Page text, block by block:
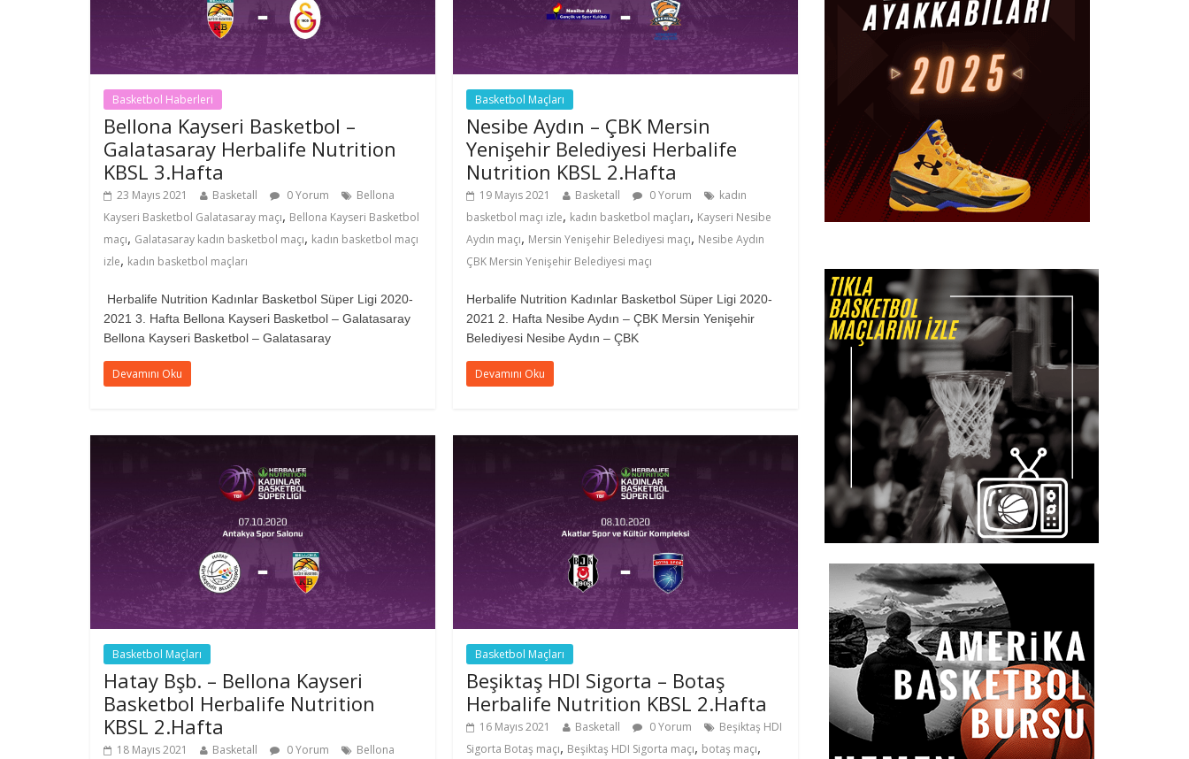
Basketbol Haberleri
Bellona Kayseri Basketbol –
Galatasaray Herbalife Nutrition
KBSL 3.Hafta
23 Mayıs 2021 Basketall 0 Yorum
Bellona
Kayseri Basketbol Galatasaray maçı, Bellona Kayseri Basketbol
maçı, Galatasaray kadın basketbol maçı, kadın basketbol maçı
izle, kadın basketbol maçları
Herbalife Nutrition Kadınlar Basketbol Süper Ligi 2020-
2021 3. Hafta Bellona Kayseri Basketbol – Galatasaray
Bellona Kayseri Basketbol – Galatasaray
Devamını Oku
Basketbol Maçları
Nesibe Aydın – ÇBK Mersin
Yenişehir Belediyesi Herbalife
Nutrition KBSL 2.Hafta
19 Mayıs 2021 Basketall 0 Yorum
kadın
basketbol maçı izle, kadın basketbol maçları, Kayseri Nesibe
Aydın maçı, Mersin Yenişehir Belediyesi maçı, Nesibe Aydın
ÇBK Mersin Yenişehir Belediyesi maçı
Herbalife Nutrition Kadınlar Basketbol Süper Ligi 2020-
2021 2. Hafta Nesibe Aydın – ÇBK Mersin Yenişehir
Belediyesi Nesibe Aydın – ÇBK
Devamını Oku
Basketbol Maçları
Hatay Bşb. – Bellona Kayseri
Basketbol Herbalife Nutrition
KBSL 2.Hafta
18 Mayıs 2021 Basketall 0 Yorum
Bellona
Basketbol Maçları
Beşiktaş HDI Sigorta – Botaş
Herbalife Nutrition KBSL 2.Hafta
16 Mayıs 2021 Basketall 0 Yorum
Beşiktaş HDI
Sigorta Botaş maçı, Beşiktaş HDI Sigorta maçı, botaş maçı,